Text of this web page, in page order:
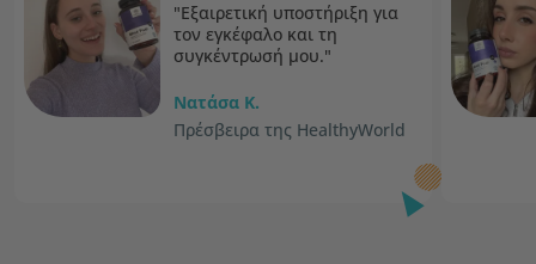
"Εξαιρετική υποστήριξη για
τον εγκέφαλο και τη
συγκέντρωσή μου."
Νατάσα K.
Πρέσβειρα της HealthyWorld